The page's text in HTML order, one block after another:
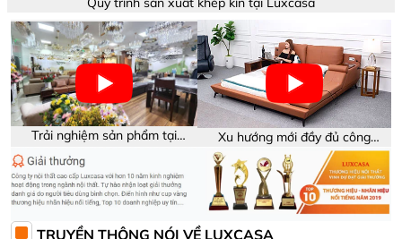
Trải nghiệm sản phẩm tại
showroom Luxcasa
Xu hướng mới đầy đủ công
năng trên sản phẩm
TRUYỀN THÔNG NÓI VỀ LUXCASA